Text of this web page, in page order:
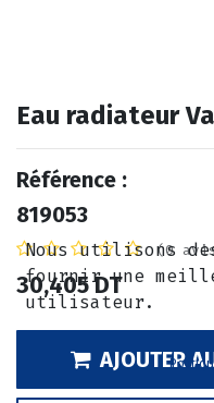
Eau radiateur
Référence :
819053
(0
30,405DT
AJOUTER
Nous utilisons
fournir une
utilisateur.